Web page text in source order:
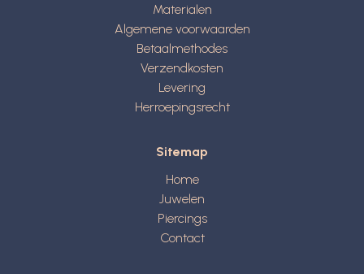
Materialen
Algemene voorwaarden
Betaalmethodes
Verzendkosten
Levering
Herroepingsrecht
Sitemap
Home
Juwelen
Piercings
Contact